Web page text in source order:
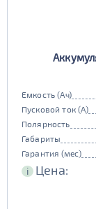
Емкость (Ач)
Пусковой ток (А)
Полярность
Габариты
Гарантия (мес)
i Цена: